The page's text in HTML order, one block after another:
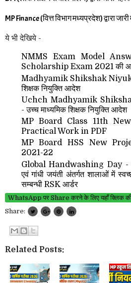
MP Finance (वित्त विभाग मध्यप्रदेश) द्वारा
ये भी देखिये -
NMMS Exam Model
Scholarship Exam 2021 की
Madhyamik Shikshak
शिक्षक नियुक्ति आदेश
Uchch Madhyamik
- उच्च माध्यमिक शिक्षक नियुक्ति आदेश
MP Board Class 11th
Practical Work in PDF
MP Board HSS New
2021-22
Global Handwashing Day -
एवं गांधी जयंती अंतर्गत शालाओं में
सम्बन्धी RSK आर्डर
WhatsApp पर Share करने के लिए यहाँ क्लिक
Share:
Related Posts: